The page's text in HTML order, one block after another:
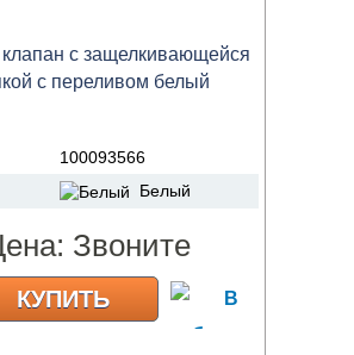
с защелкивающейся
с переливом белый
100093566
Белый
Звоните
КУПИТЬ